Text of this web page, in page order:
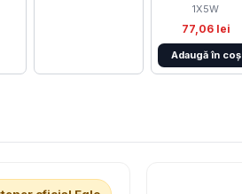
1X5W
77,06 lei
Adaugă în coș